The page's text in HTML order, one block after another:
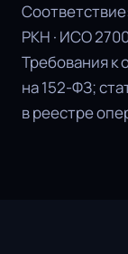
РКН · ИСО
Требования к
на 152-ФЗ;
в реестре